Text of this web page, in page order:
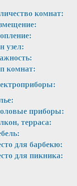
комнат:
узел:
комнат:
приборы:
терраса:
для барбекю:
для пикника: